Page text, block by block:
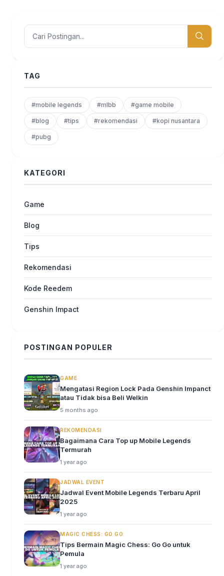
TAG
#mobile legends #mlbb #game mobile
#blog #tips #rekomendasi #kopi nusantara
#pubg
KATEGORI
Game
Blog
Tips
Rekomendasi
Kode Reedem
Genshin Impact
POSTINGAN POPULER
GAME
Mengatasi Region Lock Pada Genshin Impanct
atau Tidak bisa Beli Welkin
5 months ago
REKOMENDASI
Bagaimana Cara Top up Mobile Legends
Termurah
1 year ago
JADWAL EVENT
Jadwal Event Mobile Legends Terbaru April
2025
1 year ago
MAGIC CHESS: GO GO
Tips Bermain Magic Chess: Go Go untuk
Pemula
1 year ago